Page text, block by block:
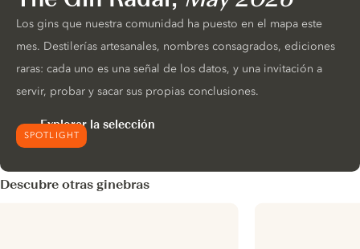
SPOTLIGHT
Los gins que nuestra comunidad ha puesto en el mapa este
mes. Destilerías artesanales, nombres consagrados, ediciones
raras: cada uno es una señal de los datos, y una invitación a
servir, probar y sacar sus propias conclusiones.
Explorar la selección
Descubre otras ginebras